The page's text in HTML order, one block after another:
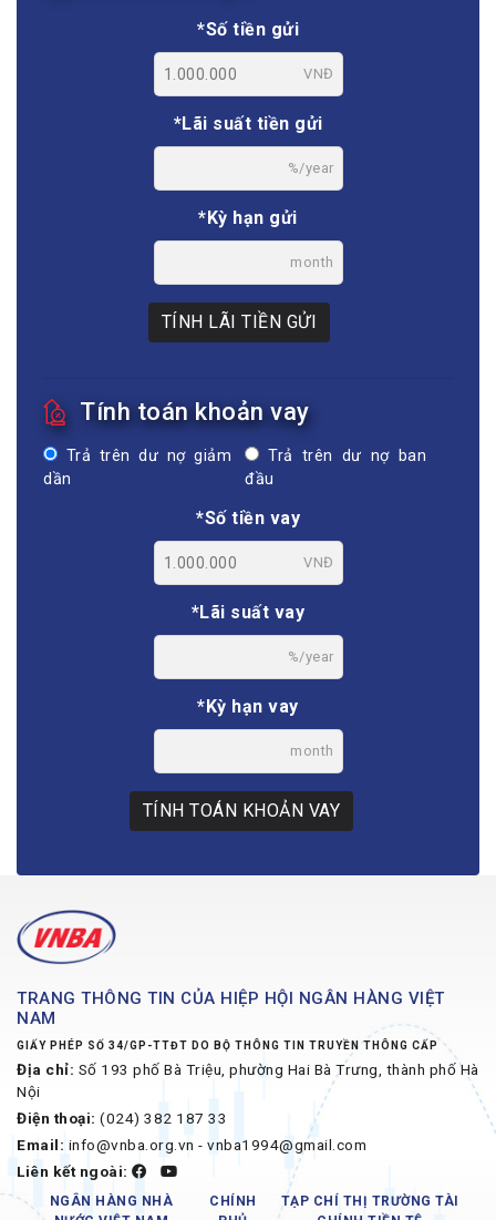
*Số tiền gửi
VNĐ
*Lãi suất tiền gửi
%/year
*Kỳ hạn gửi
month
TÍNH LÃI TIỀN GỬI
Tính toán khoản vay
Trả trên dư nợ giảm
dần
Trả trên dư nợ ban
đầu
*Số tiền vay
VNĐ
*Lãi suất vay
%/year
*Kỳ hạn vay
month
TÍNH TOÁN KHOẢN VAY
TRANG THÔNG TIN CỦA HIỆP HỘI NGÂN HÀNG VIỆT
NAM
GIẤY PHÉP SỐ 34/GP-TTĐT DO BỘ THÔNG TIN TRUYỀN THÔNG CẤP
Địa chỉ: Số 193 phố Bà Triệu, phường Hai Bà Trưng, thành phố Hà
Nội
Điện thoại: (024) 382 187 33
Email: info@vnba.org.vn - vnba1994@gmail.com
Liên kết ngoài:
NGÂN HÀNG NHÀ
CHÍNH
TẠP CHÍ THỊ TRƯỜNG TÀI